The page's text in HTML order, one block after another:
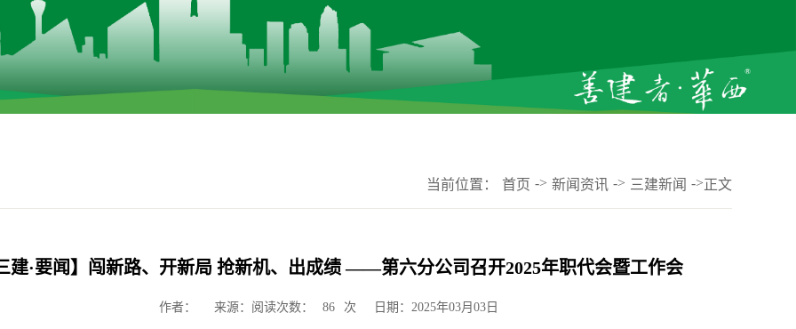
当前位置： 首页 -> 新闻资讯 -> 三建新闻 ->正文
建·要闻】闯新路、开新局 抢新机、出成绩 ——第六分公司召开2025年职代会暨工作会
作者： 来源：阅读次数： 86 次 日期：2025年03月03日